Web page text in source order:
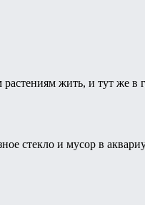
жить, и тут же в
стекло и мусор в